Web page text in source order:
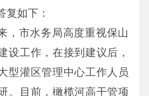
复如下：
， 市水务局高度重视保山
设工作， 在接到建议后，
型灌区管理中心工作人员
。目前，橄榄河高干管项